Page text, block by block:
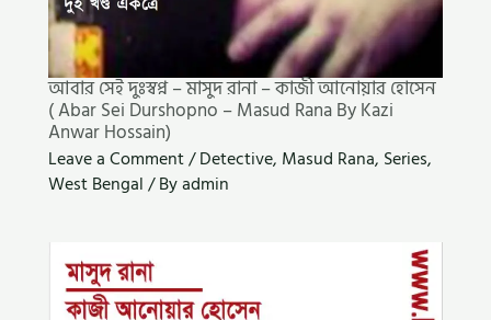
আবার সেই দুঃস্বপ্ন – মাসুদ রানা – কাজী আনোয়ার হোসেন
( Abar Sei Durshopno – Masud Rana By Kazi
Anwar Hossain)
Leave a Comment/Detective, Masud Rana, Series,
West Bengal/ Byadmin